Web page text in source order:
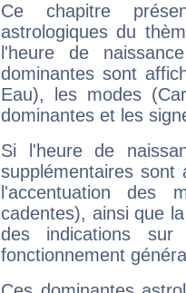
Ce chapitre
astrologiques du
l'heure de
dominantes sont
Eau), les modes
dominantes et les
Si l'heure de
supplémentaires sont
l'accentuation des
cadentes), ainsi que
des indications sur
fonctionnement